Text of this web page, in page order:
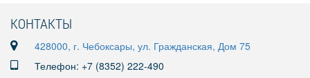
КОНТАКТЫ
428000, г. Чебоксары, ул. Гражданская, Дом 75
Телефон: +7 (8352) 222-490